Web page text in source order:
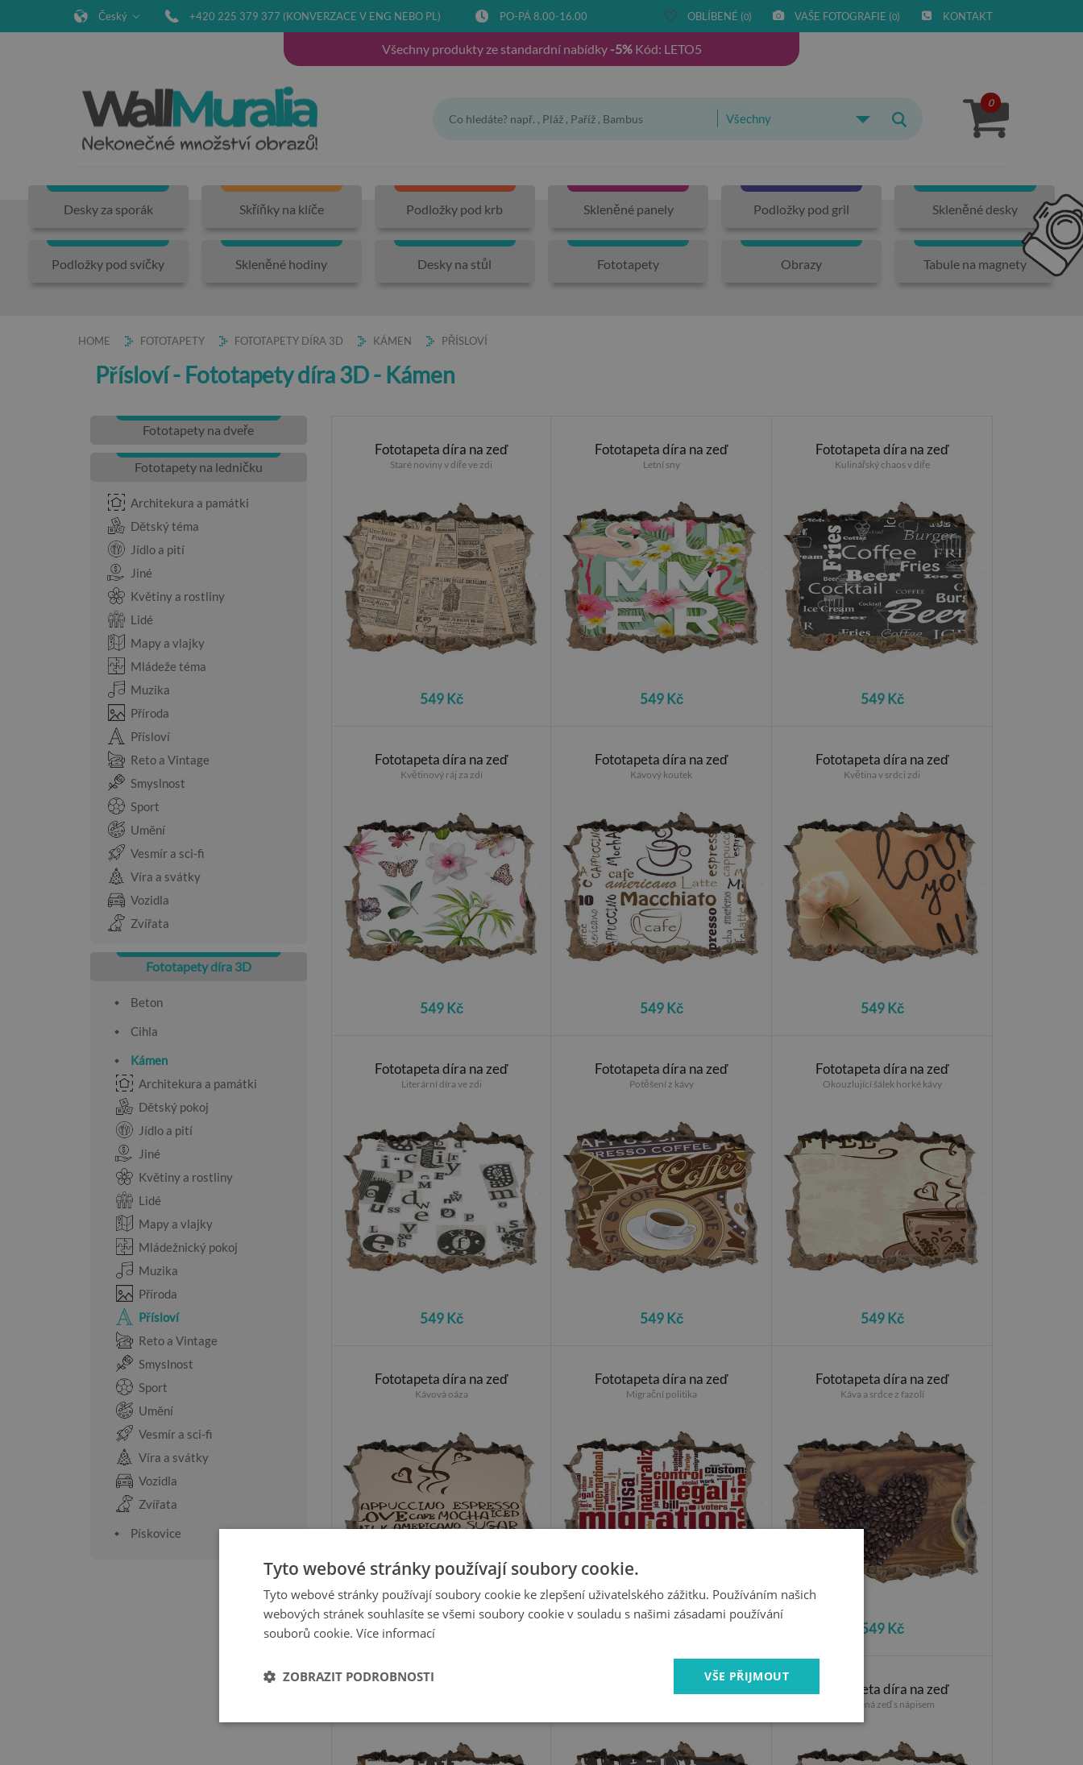
Český +420 225 379 377 (KONVERZACE V ENG NEBO PL) PO-PÁ 8.00-16.00 OBLÍBENÉ (0) VAŠE FOTOGRAFIE (0) KONTAKT
Všechny produkty ze standardní nabídky -5%Kód: LETO5
Všechny
0
Desky za sporák Skříňky na klíče Podložky pod krb Skleněné panely Podložky pod gril Skleněné desky
Podložky pod svíčky Skleněné hodiny Desky na stůl Fototapety Obrazy Tabule na magnety
HOME FOTOTAPETY FOTOTAPETY DÍRA 3D KÁMEN PŘÍSLOVÍ
Přísloví - Fototapety díra 3D - Kámen
Fototapety na dveře
Fototapety na ledničku
Architekura a památki
Dětský téma
Jídlo a pití
Jiné
Květiny a rostliny
Lidé
Mapy a vlajky
Mládeže téma
Muzika
Příroda
Přísloví
Reto a Vintage
Smyslnost
Sport
Umění
Vesmír a sci-fi
Víra a svátky
Vozidla
Zvířata
Fototapety díra 3D
Beton
Cihla
Kámen
Architekura a památki
Dětský pokoj
Jídlo a pití
Jiné
Květiny a rostliny
Lidé
Mapy a vlajky
Mládežnický pokoj
Muzika
Příroda
Přísloví
Reto a Vintage
Smyslnost
Sport
Umění
Vesmír a sci-fi
Víra a svátky
Vozidla
Zvířata
Pískovice
Fototapeta díra na zeď
Staré noviny v díře ve zdi
549 Kč
Fototapeta díra na zeď
Letní sny
549 Kč
Fototapeta díra na zeď
Kulinářský chaos v díře
549 Kč
Fototapeta díra na zeď
Květinový ráj za zdí
549 Kč
Fototapeta díra na zeď
Kávový koutek
549 Kč
Fototapeta díra na zeď
Květina v srdci zdi
549 Kč
Fototapeta díra na zeď
Literární díra ve zdi
549 Kč
Fototapeta díra na zeď
Potěšení z kávy
549 Kč
Fototapeta díra na zeď
Okouzlující šálek horké kávy
549 Kč
Fototapeta díra na zeď
Kávová oáza
549 Kč
Fototapeta díra na zeď
Migrační politika
Fototapeta díra na zeď
Káva a srdce z fazolí
549 Kč
Fototapeta díra na zeď
Poškozená zeď s nápisem
Tyto webové stránky používají soubory cookie.
Tyto webové stránky používají soubory cookie ke zlepšení uživatelského zážitku. Používáním našich
webových stránek souhlasíte se všemi soubory cookie v souladu s našimi zásadami používání
souborů cookie. Více informací
VŠE PŘIJMOUT
ZOBRAZIT PODROBNOSTI